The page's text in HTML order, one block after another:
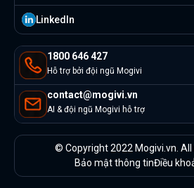
1800 646 427
Hỗ trợ bởi đội ngũ Mogivi
contact@mogivi.vn
AI & đội ngũ Mogivi hỗ trợ
Linkedln
© Copyright 2022 Mogivi.vn.
Bảo mật thông tinĐiều